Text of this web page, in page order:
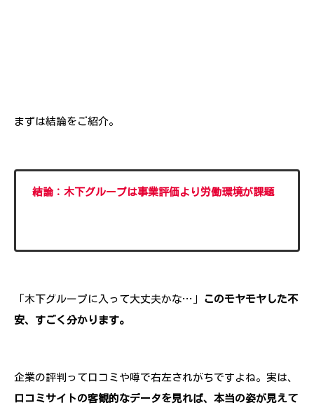
まずは結論をご紹介。
結論：木下グループは事業評価より労働環境が課題
「木下グループに入って大丈夫かな…」
このモヤモヤした不
安、すごく分かります。
企業の評判って口コミや噂で右左されがちですよね。実は、
口コミサイトの客観的なデータを見れば、本当の姿が見えて